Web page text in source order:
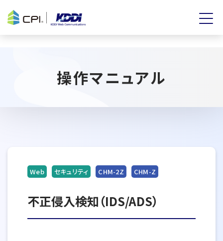
操作マニュアル
Web セキュリティ CHM-2Z CHM-Z
不正侵入検知（IDS/ADS）